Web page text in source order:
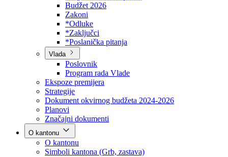
Skupština
Poslovnik
Program rada Skupštine
Budžet 2026
Zakoni
*Odluke
*Zaključci
*Poslanička pitanja
Vlada
Poslovnik
Program rada Vlade
Ekspoze premijera
Strategije
Dokument okvirnog budžeta 2024-2026
Planovi
Značajni dokumenti